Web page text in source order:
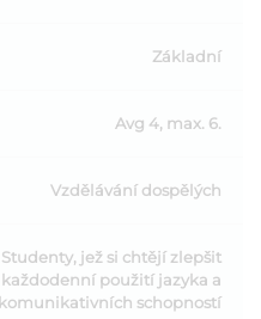
Základní
Avg 4, max. 6.
Vzdělávání dospělých
Studenty, jež si chtějí zlepšit
každodenní použití jazyka a
komunikativních schopností